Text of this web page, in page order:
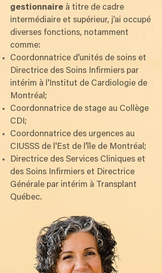
gestionnaire à titre de cadre
intermédiaire et supérieur, j’ai occupé
diverses fonctions, notamment
comme:
Coordonnatrice d'unités de soins et
Directrice des Soins Infirmiers par
intérim à l'Institut de Cardiologie de
Montréal;
Coordonnatrice de stage au Collège
CDI;
Coordonnatrice des urgences au
CIUSSS de l'Est de l'île de Montréal;
Directrice des Services Cliniques et
des Soins Infirmiers et Directrice
Générale par intérim à Transplant
Québec.